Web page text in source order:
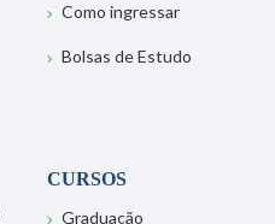
Como ingressar
Bolsas de Estudo
CURSOS
Graduação